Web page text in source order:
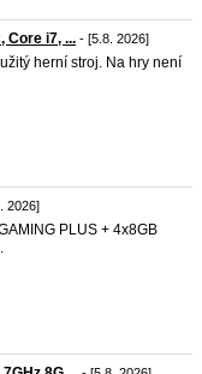
Core i7, ... - [5.8. 2026]
herní stroj. Na hry není
2026]
PLUS + 4x8GB